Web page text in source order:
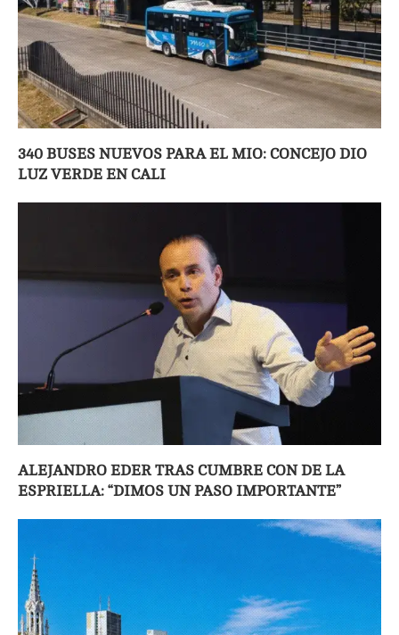
340 BUSES NUEVOS PARA EL MIO: CONCEJO DIO
LUZ VERDE EN CALI
ALEJANDRO EDER TRAS CUMBRE CON DE LA
ESPRIELLA: “DIMOS UN PASO IMPORTANTE”